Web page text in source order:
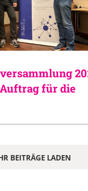
für die
BEITRÄGE LADEN